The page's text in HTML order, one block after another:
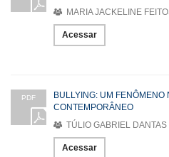
MARIA JACKELINE
Acessar
PDF
BULLYING: UM FENÔMENO
CONTEMPORÂNEO
TÚLIO GABRIEL
Acessar